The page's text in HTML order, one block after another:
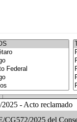
- Acto reclamado
CG572/2025 del